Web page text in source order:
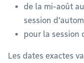
de la mi-août
session
pour la session
Les dates exactes